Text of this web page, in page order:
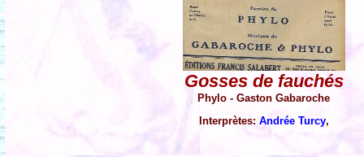
Gosses de fauchés
Phylo - Gaston Gabaroche
Interprètes: Andrée Turcy,